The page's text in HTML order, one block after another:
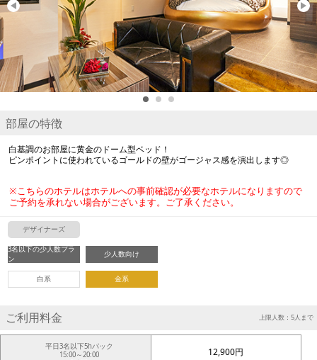
部屋の特徴
白基調のお部屋に黄金のドーム型ベッド！
ピンポイントに使われているゴールドの壁がゴージャス感を演出します◎
※こちらのホテルはホテルへの事前確認が必要なホテルになりますので
ご予約を承れない場合がございます。ご了承ください。
デザイナーズ
3名以下の少人数プラ
ン
少人数向け
白系 金系
ご利用料金 上限人数：5人まで
平日3名以下5hパック
15:00～20:00
12,900円